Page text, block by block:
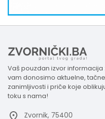
Vaš pouzdan izvor
vam donosimo aktuelne,
zanimljivosti i priče koje
toku s nama!
Zvornik, 75400